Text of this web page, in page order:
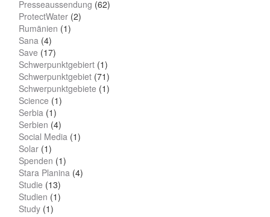
Presseaussendung (62)
ProtectWater (2)
Rumänien (1)
Sana (4)
Save (17)
Schwerpunktgebiert (1)
Schwerpunktgebiet (71)
Schwerpunktgebiete (1)
Science (1)
Serbia (1)
Serbien (4)
Social Media (1)
Solar (1)
Spenden (1)
Stara Planina (4)
Studie (13)
Studien (1)
Study (1)